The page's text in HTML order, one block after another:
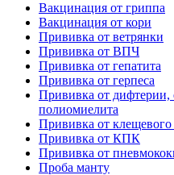
Вакцинация от гриппа
Вакцинация от кори
Прививка от ветрянки
Прививка от ВПЧ
Прививка от гепатита
Прививка от герпеса
Прививка от дифтерии,
полиомиелита
Прививка от клещевого
Прививка от КПК
Прививка от
Проба манту